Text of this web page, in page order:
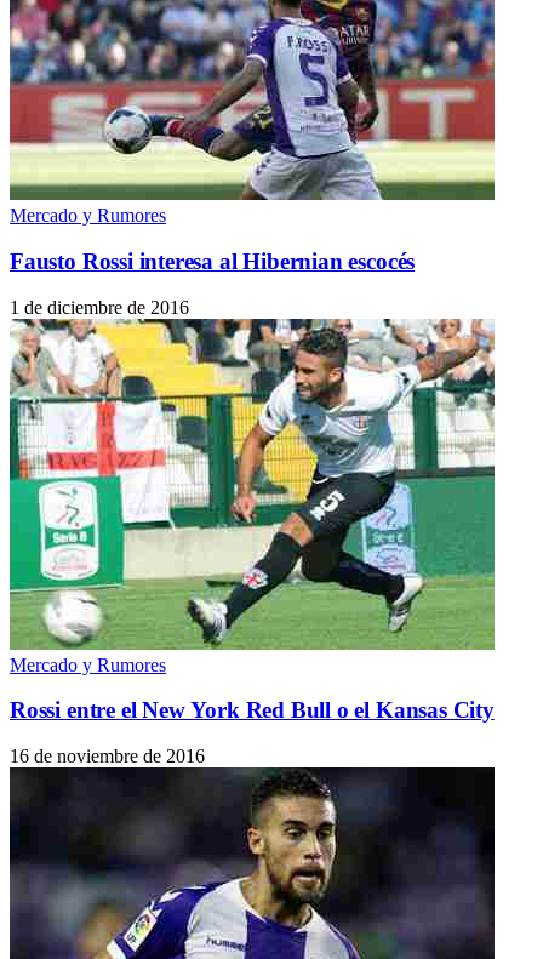
Mercado y Rumores
Fausto Rossi interesa al Hibernian escocés
1 de diciembre de 2016
Mercado y Rumores
Rossi entre el New York Red Bull o el Kansas City
16 de noviembre de 2016